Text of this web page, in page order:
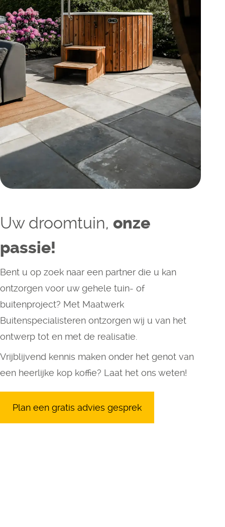
Uw droomtuin, onze
passie!
Bent u op zoek naar een partner die u kan
ontzorgen voor uw gehele tuin- of
buitenproject? Met Maatwerk
Buitenspecialisteren ontzorgen wij u van het
ontwerp tot en met de realisatie.
Vrijblijvend kennis maken onder het genot van
een heerlijke kop koffie? Laat het ons weten!
Plan een gratis advies gesprek